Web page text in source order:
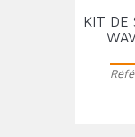
KIT DE